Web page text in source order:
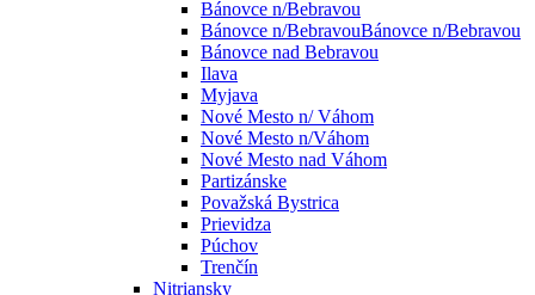
Bánovce n/Bebravou
Bánovce n/BebravouBánovce n/Bebravou
Bánovce nad Bebravou
Ilava
Myjava
Nové Mesto n/ Váhom
Nové Mesto n/Váhom
Nové Mesto nad Váhom
Partizánske
Považská Bystrica
Prievidza
Púchov
Trenčín
Nitriansky